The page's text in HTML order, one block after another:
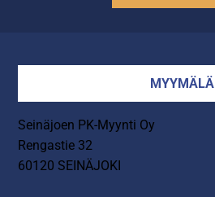
MYYMÄLÄ
Seinäjoen PK-Myynti Oy
Rengastie 32
60120 SEINÄJOKI